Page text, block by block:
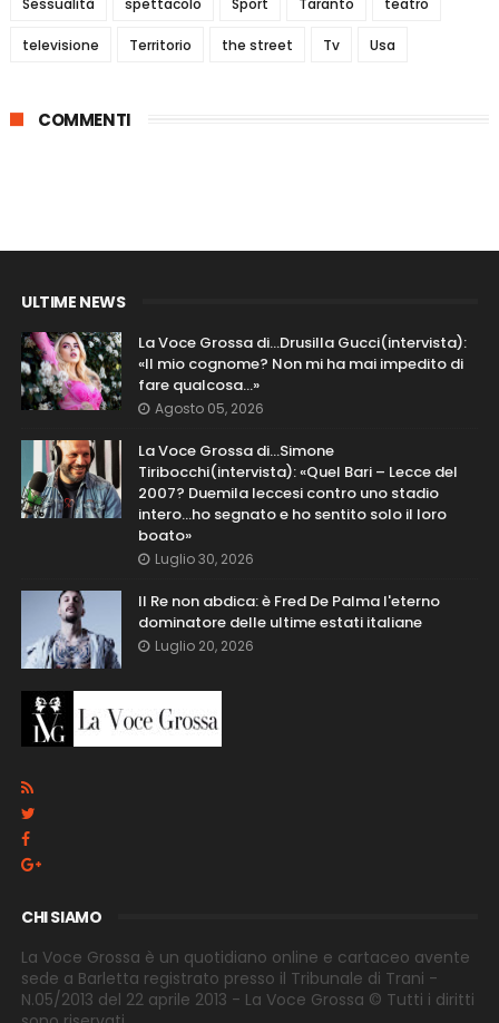
Sessualità spettacolo Sport Taranto teatro
televisione Territorio the street Tv Usa
COMMENTI
ULTIME NEWS
La Voce Grossa di…Drusilla Gucci(intervista):
«Il mio cognome? Non mi ha mai impedito di
fare qualcosa…»
Agosto 05, 2026
La Voce Grossa di…Simone
Tiribocchi(intervista): «Quel Bari – Lecce del
2007? Duemila leccesi contro uno stadio
intero...ho segnato e ho sentito solo il loro
boato»
Luglio 30, 2026
Il Re non abdica: è Fred De Palma l'eterno
dominatore delle ultime estati italiane
Luglio 20, 2026
CHI SIAMO
La Voce Grossa è un quotidiano online e cartaceo avente
sede a Barletta registrato presso il Tribunale di Trani -
N.05/2013 del 22 aprile 2013 - La Voce Grossa © Tutti i diritti